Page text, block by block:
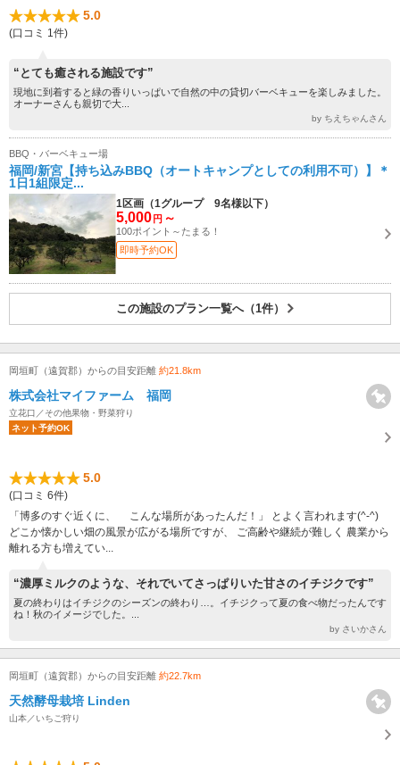
5.0
(口コミ 1件)
“とても癒される施設です”
現地に到着すると緑の香りいっぱいで自然の中の貸切バーベキューを楽しみました。
オーナーさんも親切で大...
by ちえちゃんさん
BBQ・バーベキュー場
福岡/新宮【持ち込みBBQ（オートキャンプとしての利用不可）】＊
1日1組限定...
1区画（1グループ 9名様以下）
5,000 円 ～
100ポイント～たまる！
即時予約OK
この施設のプラン一覧へ（1件）
岡垣町（遠賀郡）からの目安距離 約21.8km
株式会社マイファーム 福岡
立花口／その他果物・野菜狩り
ネット予約OK
5.0
(口コミ 6件)
「博多のすぐ近くに、 こんな場所があったんだ！」 とよく言われます(^-^)
どこか懐かしい畑の風景が広がる場所ですが、 ご高齢や継続が難しく 農業から
離れる方も増えてい...
“濃厚ミルクのような、それでいてさっぱりいた甘さのイチジクです”
夏の終わりはイチジクのシーズンの終わり…。イチジクって夏の食べ物だったんです
ね！秋のイメージでした。...
by さいかさん
岡垣町（遠賀郡）からの目安距離 約22.7km
天然酵母栽培 Linden
山本／いちご狩り